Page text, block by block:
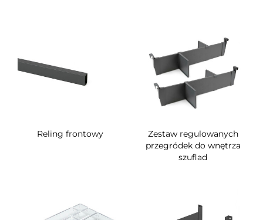
Reling frontowy
Zestaw regulowanych
przegródek do wnętrza
szuflad